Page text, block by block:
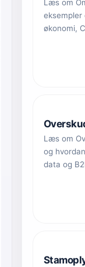
Læs om
eksempler
økonomi,
Læs om
og
data og